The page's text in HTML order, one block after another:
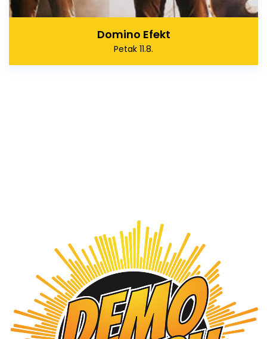
Domino Efekt
Petak 11.8.